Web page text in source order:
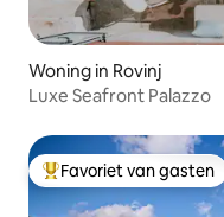
Woning in Rovinj
Luxe Seafront Palazzo
Topfavoriet van gasten
Favoriet van gasten